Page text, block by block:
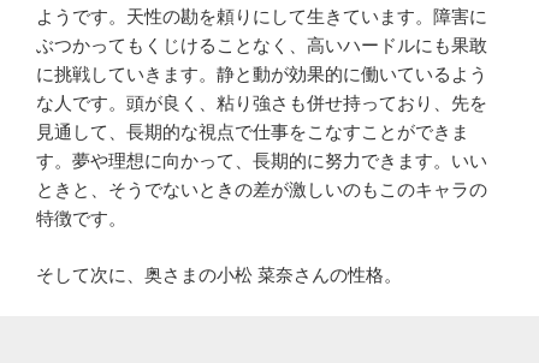
ようです。天性の勘を頼りにして生きています。障害に
ぶつかってもくじけることなく、高いハードルにも果敢
に挑戦していきます。静と動が効果的に働いているよう
な人です。頭が良く、粘り強さも併せ持っており、先を
見通して、長期的な視点で仕事をこなすことができま
す。夢や理想に向かって、長期的に努力できます。いい
ときと、そうでないときの差が激しいのもこのキャラの
特徴です。
そして次に、奥さまの小松 菜奈さんの性格。